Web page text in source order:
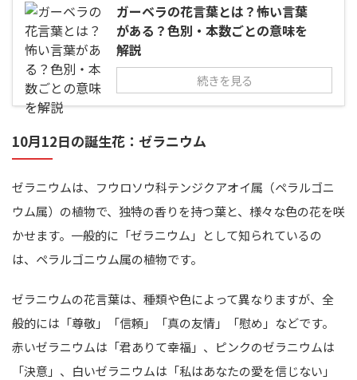
ガーベラの花言葉とは？怖い言葉
がある？色別・本数ごとの意味を
解説
続きを見る
10月12日の誕生花：ゼラニウム
ゼラニウムは、フウロソウ科テンジクアオイ属（ペラルゴニ
ウム属）の植物で、独特の香りを持つ葉と、様々な色の花を咲
かせます。一般的に「ゼラニウム」として知られているの
は、ペラルゴニウム属の植物です。
ゼラニウムの花言葉は、種類や色によって異なりますが、全
般的には「尊敬」「信頼」「真の友情」「慰め」などです。
赤いゼラニウムは「君ありて幸福」、ピンクのゼラニウムは
「決意」、白いゼラニウムは「私はあなたの愛を信じない」